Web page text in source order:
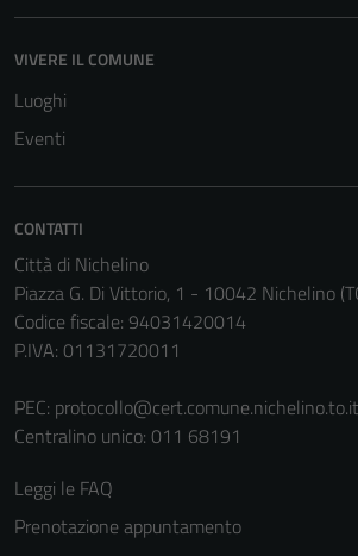
VIVERE IL COMUNE
Luoghi
Eventi
CONTATTI
Città di Nichelino
Piazza G. Di Vittorio, 1 - 10042 Nichelino
Codice fiscale: 94031420014
P.IVA: 01131720011
PEC: protocollo@cert.comune.nichelino.to.it
Centralino unico: 011 68191
Leggi le FAQ
Prenotazione appuntamento
Questi
del sito